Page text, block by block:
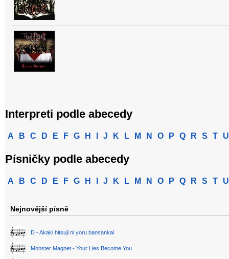
Interpreti podle abecedy
A B C D E F G H J K L M N O P Q R S T U
Písničky podle abecedy
A B C D E F G H J K L M N O P Q R S T U
Nejnovější písně
D - Akaki hitsuji ni yoru bansankai
Monster Magnet - Your Lies Become You